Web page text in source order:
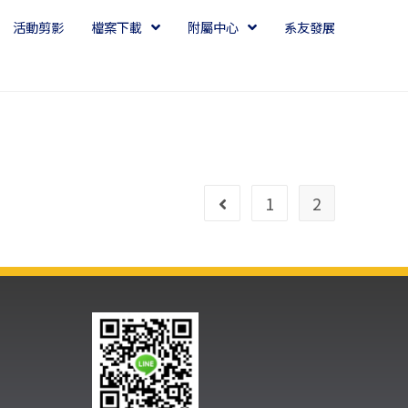
活動剪影 檔案下載 附屬中心 系友發展
1 2